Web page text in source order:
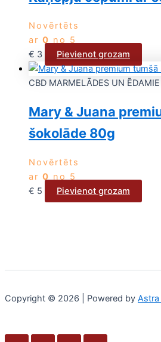
Novērtēts
ar 0 no 5
€ 3 Pievienot grozam
CBD MARMELĀDES UN
Mary & Juana
šokolāde 80g
Novērtēts
ar 0 no 5
€ 5 Pievienot grozam
Copyright © 2026 | Powered by Astra